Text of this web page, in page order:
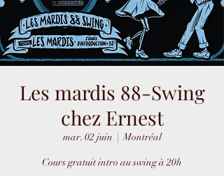
Les mardis 88-Swing
chez Ernest
mar. 02 juin
  |
Montréal
Cours gratuit intro au swing à 20h